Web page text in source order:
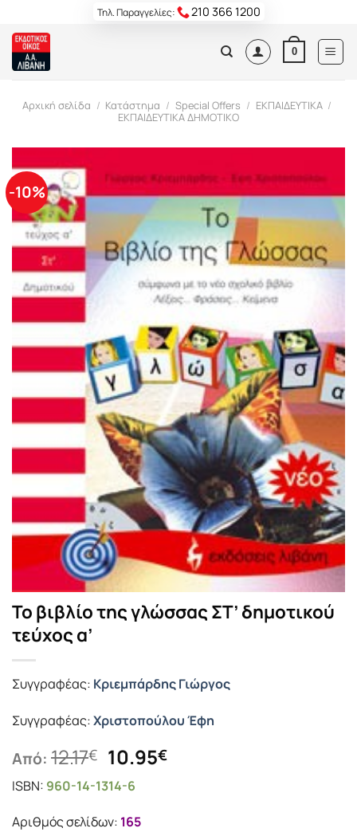
content
Τηλ. Παραγγελίες: 210 366 1200
0
Αρχική σελίδα / Κατάστημα / Special Offers / ΕΚΠΑΙΔΕΥΤΙΚΑ /
ΕΚΠΑΙΔΕΥΤΙΚΑ ΔΗΜΟΤΙΚΟ
-10%
Το βιβλίο της γλώσσας ΣΤ’ δημοτικού
τεύχος α’
Συγγραφέας: Κριεμπάρδης Γιώργος
Συγγραφέας:Χριστοπούλου Έφη
Από: 12.17€ Original
price
was:
12.17€.
10.95€Η
ISBN: 960-14-1314-6
Αριθμός σελίδων: 165